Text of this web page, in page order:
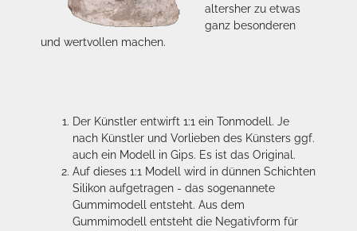
altersher zu etwas
ganz besonderen
und wertvollen machen.
Der Künstler entwirft 1:1 ein Tonmodell. Je
nach Künstler und Vorlieben des Künsters ggf.
auch ein Modell in Gips. Es ist das Original.
Auf dieses 1:1 Modell wird in dünnen Schichten
Silikon aufgetragen - das sogenannete
Gummimodell entsteht. Aus dem
Gummimodell entsteht die Negativform für